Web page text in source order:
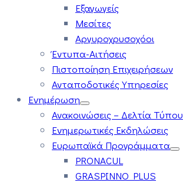
Εξαγωγείς
Μεσίτες
Αργυροχρυσοχόοι
Έντυπα-Αιτήσεις
Πιστοποίηση Επιχειρήσεων
Ανταποδοτικές Υπηρεσίες
Ενημέρωση
Ανακοινώσεις – Δελτία Τύπου
Ενημερωτικές Εκδηλώσεις
Ευρωπαϊκά Προγράμματα
PRONACUL
GRASPINNO PLUS